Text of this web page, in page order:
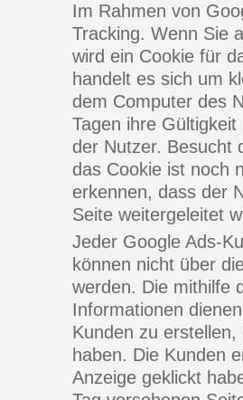
Im Rahmen von
Tracking. Wenn Sie
wird ein Cookie für
handelt es sich um
dem Computer des
Tagen ihre
der Nutzer. Besucht
das Cookie ist noch
erkennen, dass der
Seite weitergeleitet
Jeder Google Ads-
können nicht über
werden. Die mithilfe
Informationen
Kunden zu
haben. Die Kunden
Anzeige geklickt